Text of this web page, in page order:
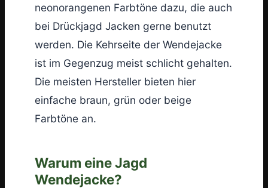
neonorangenen Farbtöne dazu, die auch
bei Drückjagd Jacken gerne benutzt
werden. Die Kehrseite der Wendejacke
ist im Gegenzug meist schlicht gehalten.
Die meisten Hersteller bieten hier
einfache braun, grün oder beige
Farbtöne an.
Warum eine Jagd
Wendejacke?